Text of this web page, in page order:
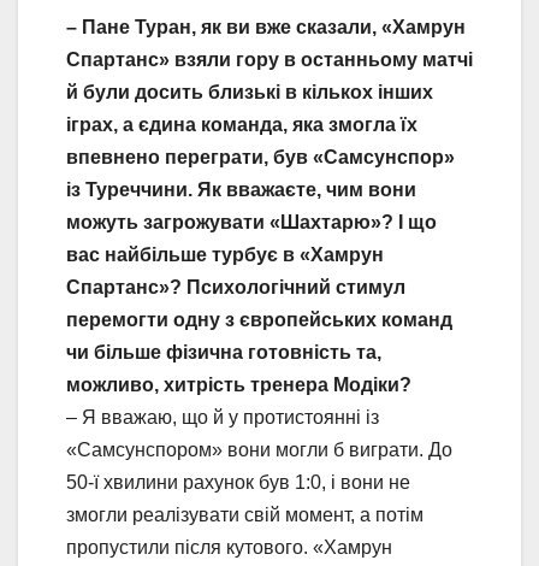
– Пане Туран, як ви вже сказали, «Хамрун
Спартанс» взяли гору в останньому матчі
й були досить близькі в кількох інших
іграх, а єдина команда, яка змогла їх
впевнено переграти, був «Самсунспор»
із Туреччини. Як вважаєте, чим вони
можуть загрожувати «Шахтарю»? І що
вас найбільше турбує в «Хамрун
Спартанс»? Психологічний стимул
перемогти одну з європейських команд
чи більше фізична готовність та,
можливо, хитрість тренера Модіки?
– Я вважаю, що й у протистоянні із
«Самсунспором» вони могли б виграти. До
50-ї хвилини рахунок був 1:0, і вони не
змогли реалізувати свій момент, а потім
пропустили після кутового. «Хамрун